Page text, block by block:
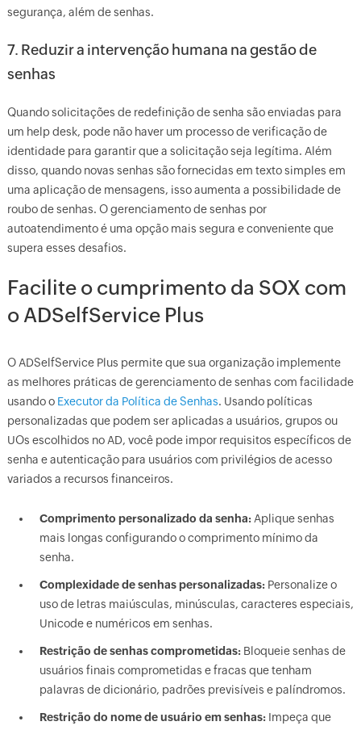
segurança, além de senhas.
7. Reduzir a intervenção humana na gestão de
senhas
Quando solicitações de redefinição de senha são enviadas para
um help desk, pode não haver um processo de verificação de
identidade para garantir que a solicitação seja legítima. Além
disso, quando novas senhas são fornecidas em texto simples em
uma aplicação de mensagens, isso aumenta a possibilidade de
roubo de senhas. O gerenciamento de senhas por
autoatendimento é uma opção mais segura e conveniente que
supera esses desafios.
Facilite o cumprimento da SOX com
o ADSelfService Plus
O ADSelfService Plus permite que sua organização implemente
as melhores práticas de gerenciamento de senhas com facilidade
usando o Executor da Política de Senhas. Usando políticas
personalizadas que podem ser aplicadas a usuários, grupos ou
UOs escolhidos no AD, você pode impor requisitos específicos de
senha e autenticação para usuários com privilégios de acesso
variados a recursos financeiros.
Comprimento personalizado da senha:Aplique senhas
mais longas configurando o comprimento mínimo da
senha.
Complexidade de senhas personalizadas:Personalize o
uso de letras maiúsculas, minúsculas, caracteres especiais,
Unicode e numéricos em senhas.
Restrição de senhas comprometidas:Bloqueie senhas de
usuários finais comprometidas e fracas que tenham
palavras de dicionário, padrões previsíveis e palíndromos.
Restrição do nome de usuário em senhas:Impeça que